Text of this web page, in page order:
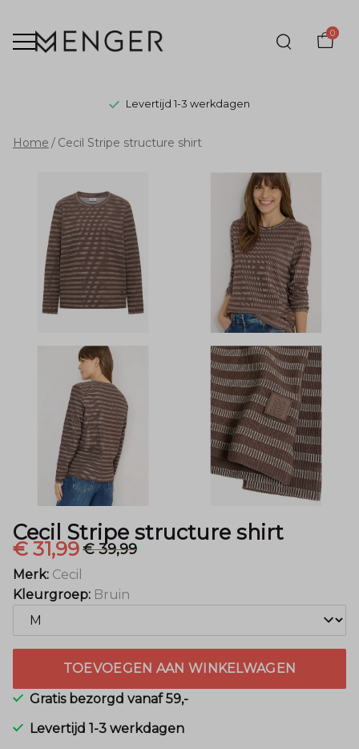
0
Levertijd 1-3 werkdagen
Cecil
Stripe
structure
shirt
Menger
Mode
Home Cecil Stripe structure shirt
Cecil Stripe structure shirt
€ 31,99€ 39,99
Merk: Cecil
Kleurgroep: Bruin
TOEVOEGEN AAN WINKELWAGEN
Gratis bezorgd vanaf 59,-
Levertijd 1-3 werkdagen